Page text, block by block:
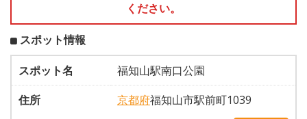
ください。
スポット情報
スポット名
福知山駅南口公園
住所
京都府福知山市駅前町1039